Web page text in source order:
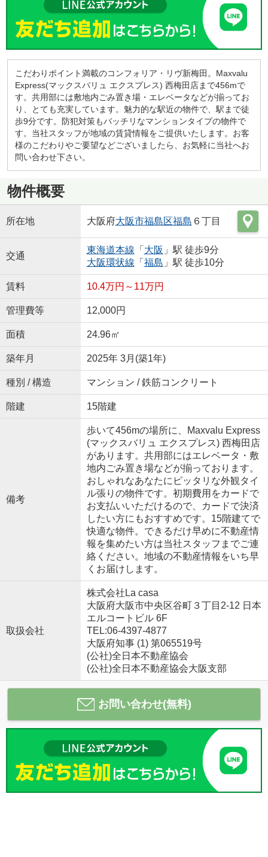
こだわりポイント満載のコンフォリア・リヴ新梅田。Maxvalu
Express(マックスバリュ エクスプレス) 西梅田店まで456mで
す。共用部には敷地内ごみ置き場・エレベータなどが揃ってお
り、とても充実しています。魅力的な駅近の物件で、駅まで徒
歩9分です。防犯対策もバッチリなマンションタイプの物件で
す。当社スタッフが地域の賃貸情報をご提供いたします。お客
様のこだわりやご要望などございましたら、お気軽に当社へお
問い合わせ下さい。
物件概要
所在地 大阪府大阪市福島区福島 ６丁目
交通
東海道本線 「 大阪 」駅 徒歩9分
大阪環状線 「 福島 」駅 徒歩10分
賃料 10.4万円～11万円
管理費等 12,000円
面積 24.96㎡
築年月 2025年 3月(築1年)
種別 / 構造 マンション / 鉄筋コンクリート
階建 15階建
備考
歩いて456mの場所に、Maxvalu Express
(マックスバリュ エクスプレス) 西梅田店
があります。共用部にはエレベータ・敷
地内ごみ置き場などが揃っております。
おしゃれなあなたにピッタリな外観タイ
ル張りの物件です。初期費用をカードで
お支払いいただけるので、カードで決済
したい方にもおすすめです。15階建てで
快適な物件。できるだけ早めに不動産情
報を集めたい方は当社スタッフまでご連
絡ください。地域の不動産情報をいち早
くお届けします。
取扱会社
株式会社La casa
大阪府大阪市中央区谷町３丁目2-12 日本
エルコートビル 6F
TEL:06-4397-4877
大阪府知事 (1) 第065519号
(公社)全日本不動産協会
(公社)全日本不動産協会大阪支部
お問い合わせ(無料)